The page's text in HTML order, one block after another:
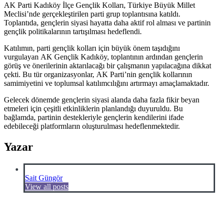
AK Parti Kadıköy İlçe Gençlik Kolları, Türkiye Büyük Millet
Meclisi’nde gerçekleştirilen parti grup toplantısına katıldı.
Toplantıda, gençlerin siyasi hayatta daha aktif rol alması ve partinin
gençlik politikalarının tartışılması hedeflendi.
Katılımın, parti gençlik kolları için büyük önem taşıdığını
vurgulayan AK Gençlik Kadıköy, toplantının ardından gençlerin
görüş ve önerilerinin aktarılacağı bir çalışmanın yapılacağına dikkat
çekti. Bu tür organizasyonlar, AK Parti’nin gençlik kollarının
samimiyetini ve toplumsal katılımcılığını artırmayı amaçlamaktadır.
Gelecek dönemde gençlerin siyasi alanda daha fazla fikir beyan
etmeleri için çeşitli etkinliklerin planlandığı duyuruldu. Bu
bağlamda, partinin destekleriyle gençlerin kendilerini ifade
edebileceği platformların oluşturulması hedeflenmektedir.
Yazar
Sait Güngör
View all posts